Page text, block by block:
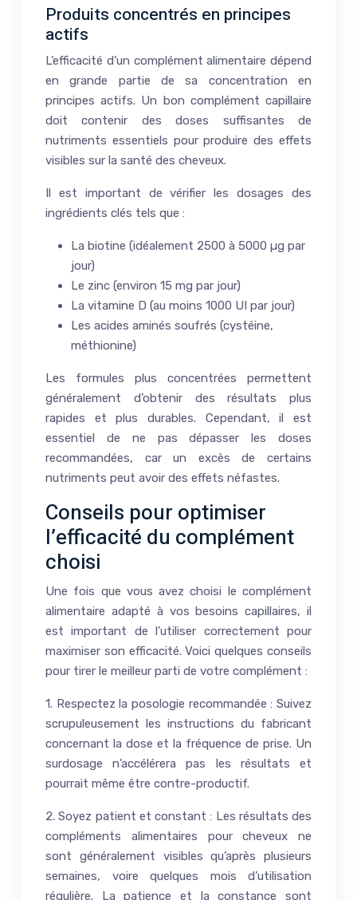
Produits concentrés en principes
actifs
L’efficacité d’un complément alimentaire dépend
en grande partie de sa concentration en
principes actifs. Un bon complément capillaire
doit contenir des doses suffisantes de
nutriments essentiels pour produire des effets
visibles sur la santé des cheveux.
Il est important de vérifier les dosages des
ingrédients clés tels que :
La biotine (idéalement 2500 à 5000 µg par
jour)
Le zinc (environ 15 mg par jour)
La vitamine D (au moins 1000 UI par jour)
Les acides aminés soufrés (cystéine,
méthionine)
Les formules plus concentrées permettent
généralement d’obtenir des résultats plus
rapides et plus durables. Cependant, il est
essentiel de ne pas dépasser les doses
recommandées, car un excès de certains
nutriments peut avoir des effets néfastes.
Conseils pour optimiser
l’efficacité du complément
choisi
Une fois que vous avez choisi le complément
alimentaire adapté à vos besoins capillaires, il
est important de l’utiliser correctement pour
maximiser son efficacité. Voici quelques conseils
pour tirer le meilleur parti de votre complément :
1. Respectez la posologie recommandée : Suivez
scrupuleusement les instructions du fabricant
concernant la dose et la fréquence de prise. Un
surdosage n’accélérera pas les résultats et
pourrait même être contre-productif.
2. Soyez patient et constant : Les résultats des
compléments alimentaires pour cheveux ne
sont généralement visibles qu’après plusieurs
semaines, voire quelques mois d’utilisation
régulière. La patience et la constance sont